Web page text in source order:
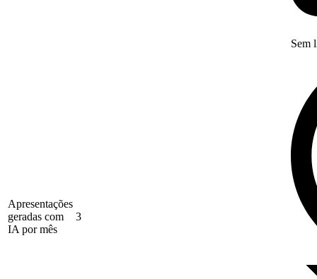
Apresentações
geradas com
IA por mês
3
Sem